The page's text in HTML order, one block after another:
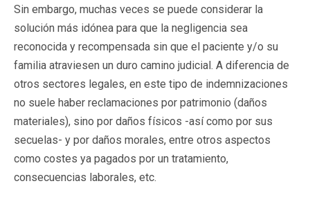
Sin embargo, muchas veces se puede considerar la
solución más idónea para que la negligencia sea
reconocida y recompensada sin que el paciente y/o su
familia atraviesen un duro camino judicial. A diferencia de
otros sectores legales, en este tipo de indemnizaciones
no suele haber reclamaciones por patrimonio (daños
materiales), sino por daños físicos -así como por sus
secuelas- y por daños morales, entre otros aspectos
como costes ya pagados por un tratamiento,
consecuencias laborales, etc.